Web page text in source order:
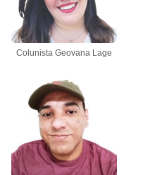
Colunista Geovana Lage